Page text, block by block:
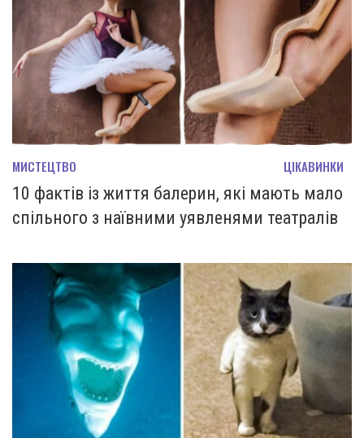
МИСТЕЦТВО ЦІКАВИНКИ
10 фактів із життя балерин, які мають мало
спільного з наївними уявленями театралів